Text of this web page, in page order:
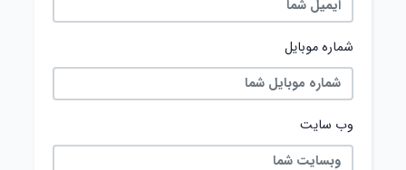
شماره موبایل
وب سایت